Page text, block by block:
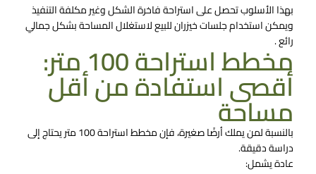
بهذا الأسلوب تحصل على استراحة فاخرة الشكل وغير مكلفة التنفيذ
ويمكن استخدام جلسات خيزران للبيع لاستغلال المساحة بشكل جمالي
رائع .
مخطط استراحة 100 متر:
أقصى استفادة من أقل
مساحة
بالنسبة لمن يملك أرضًا صغيرة، فإن مخطط استراحة 100 متر يحتاج إلى
دراسة دقيقة.
عادة يشمل: